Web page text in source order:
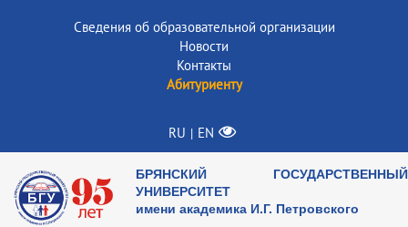
Сведения об образовательной организации
Новости
Контакты
Абитуриенту
RU | EN
БРЯНСКИЙ ГОСУДАРСТВЕННЫЙ
УНИВЕРСИТЕТ
имени академика И.Г. Петровского